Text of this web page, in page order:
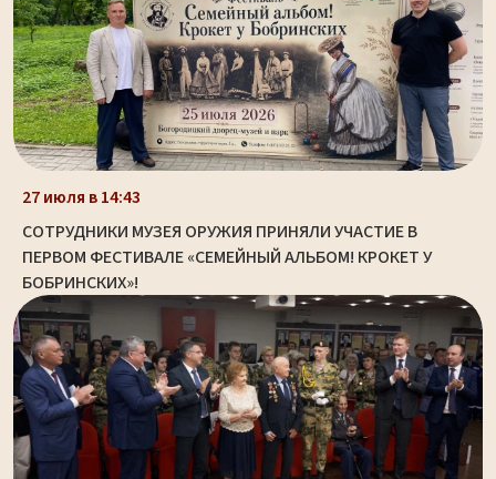
27 июля в 14:43
СОТРУДНИКИ МУЗЕЯ ОРУЖИЯ ПРИНЯЛИ УЧАСТИЕ В
ПЕРВОМ ФЕСТИВАЛЕ «СЕМЕЙНЫЙ АЛЬБОМ! КРОКЕТ У
БОБРИНСКИХ»!